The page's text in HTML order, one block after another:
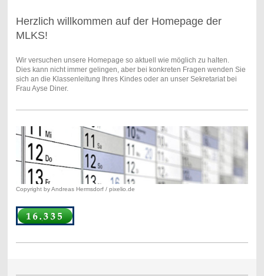
Herzlich willkommen auf der Homepage der
MLKS!
Wir versuchen unsere Homepage so aktuell wie möglich zu halten.
Dies kann nicht immer gelingen, aber bei konkreten Fragen wenden Sie
sich an die Klassenleitung Ihres Kindes oder an unser Sekretariat bei
Frau Ayse Diner.
Copyright by Andreas Hermsdorf / pixelio.de